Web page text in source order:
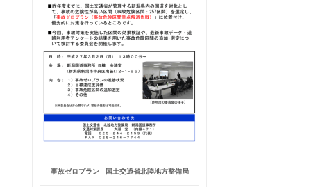
事故ゼロプラン - 国土交通省北陸地方整備局